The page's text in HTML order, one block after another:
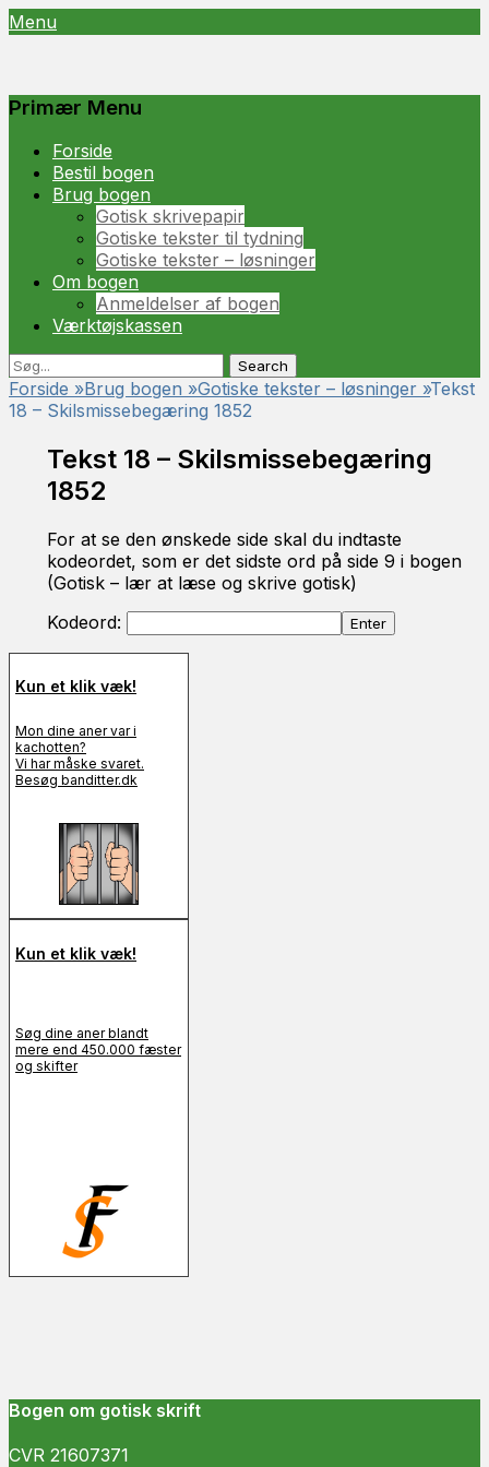
Menu
Primær Menu
Spring
indhold
Forside
Bestil bogen
Brug bogen
Gotisk skrivepapir
Gotiske tekster til tydning
Gotiske tekster – løsninger
Om bogen
Anmeldelser af bogen
Værktøjskassen
Søg
Søg
efter:
Forside »Brug bogen »Gotiske tekster – løsninger »Tekst
18 – Skilsmissebegæring 1852
Tekst 18 – Skilsmissebegæring
1852
For at se den ønskede side skal du indtaste
kodeordet, som er det sidste ord på side 9 i bogen
(Gotisk – lær at læse og skrive gotisk)
Kodeord:
Kun et klik væk!
Mon dine aner var i
kachotten?
Vi har måske svaret.
Besøg banditter.dk
Kun et klik væk!
Søg dine aner blandt
mere end 450.000 fæster
og skifter
Bogen om gotisk skrift
CVR 21607371